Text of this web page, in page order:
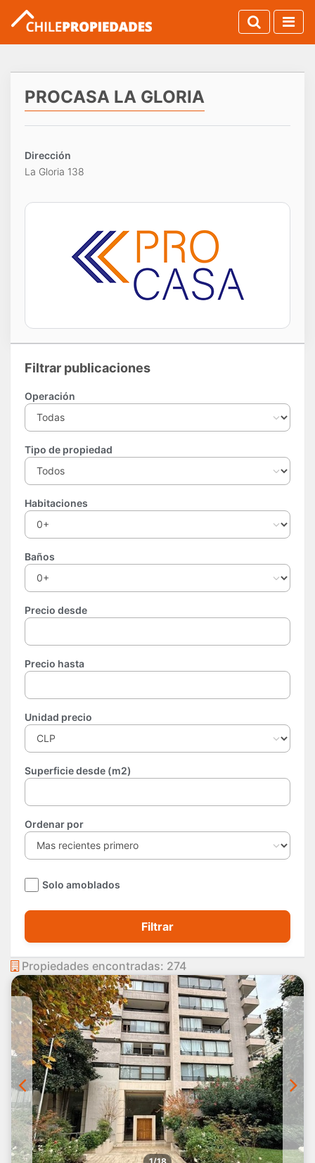
PROCASA LA GLORIA
Dirección
La Gloria 138
Filtrar publicaciones
Operación
Tipo de propiedad
Habitaciones
Baños
Precio desde
Precio hasta
Unidad precio
Superficie desde (m2)
Ordenar por
Solo amoblados
Filtrar
Propiedades encontradas: 274